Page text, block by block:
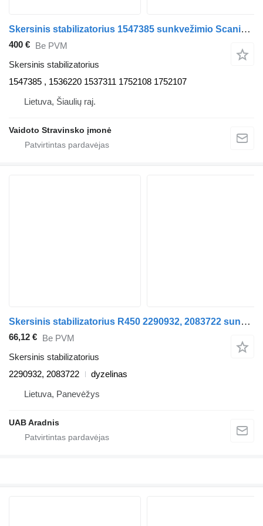
Skersinis stabilizatorius 1547385 sunkvežimio Scania R450 , 1547385
400 € Be PVM
Skersinis stabilizatorius
1547385 , 1536220 1537311 1752108 1752107
Lietuva, Šiaulių raj.
Vaidoto Stravinsko įmonė
Skersinis stabilizatorius R450 2290932, 2083722 sunkvežimio Scania L,P,G,R,S series
66,12 € Be PVM
Skersinis stabilizatorius
2290932, 2083722
dyzelinas
Lietuva, Panevėžys
UAB Aradnis